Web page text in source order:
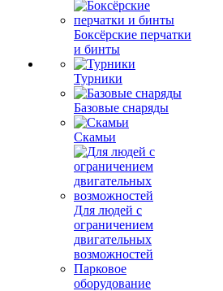
Боксёрские перчатки
и бинты
Турники
Базовые снаряды
Скамьи
Для людей с
ограничением
двигательных
возможностей
Парковое
оборудование